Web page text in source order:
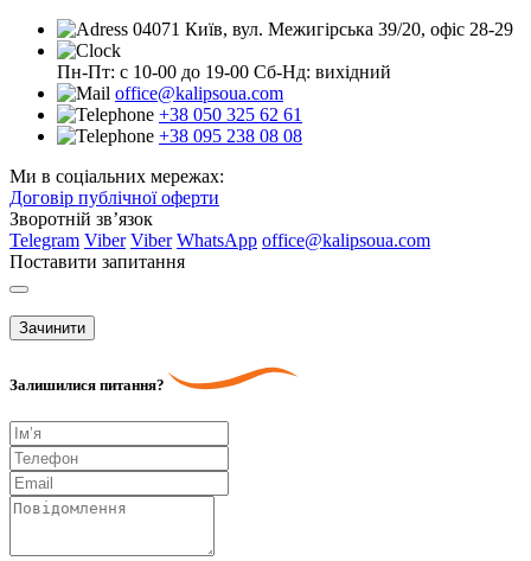
04071 Київ, вул. Межигірська 39/20, офіс 28-29
Пн-Пт: с 10-00 до 19-00 Сб-Нд: вихідний
office@kalipsoua.com
+38 050 325 62 61
+38 095 238 08 08
Ми в соціальних мережах:
Договір публічної оферти
Зворотній зв’язок
Telegram Viber Viber WhatsApp office@kalipsoua.com
Поставити запитання
Зачинити
Залишилися питання?